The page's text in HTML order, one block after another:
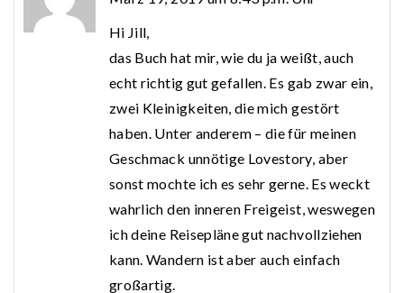
Hi Jill,
das Buch hat mir, wie du ja weißt, auch
echt richtig gut gefallen. Es gab zwar ein,
zwei Kleinigkeiten, die mich gestört
haben. Unter anderem – die für meinen
Geschmack unnötige Lovestory, aber
sonst mochte ich es sehr gerne. Es weckt
wahrlich den inneren Freigeist, weswegen
ich deine Reisepläne gut nachvollziehen
kann. Wandern ist aber auch einfach
großartig.